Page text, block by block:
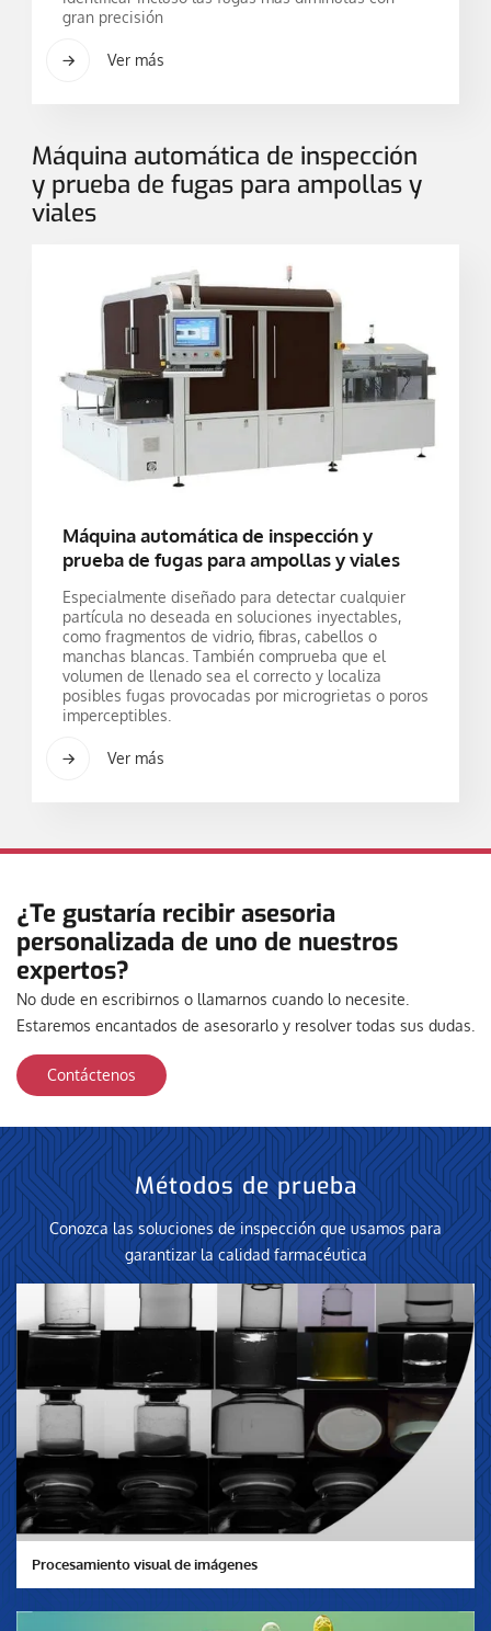
gran precisión
Ver más
Máquina automática de inspección
y prueba de fugas para ampollas y
viales
Máquina automática de inspección y
prueba de fugas para ampollas y viales
Especialmente diseñado para detectar cualquier
partícula no deseada en soluciones inyectables,
como fragmentos de vidrio, fibras, cabellos o
manchas blancas. También comprueba que el
volumen de llenado sea el correcto y localiza
posibles fugas provocadas por microgrietas o poros
imperceptibles.
Ver más
¿Te gustaría recibir asesoria
personalizada de uno de nuestros
expertos?
No dude en escribirnos o llamarnos cuando lo necesite.
Estaremos encantados de asesorarlo y resolver todas sus dudas.
Contáctenos
Métodos de prueba
Conozca las soluciones de inspección que usamos para
garantizar la calidad farmacéutica
Procesamiento visual de imágenes